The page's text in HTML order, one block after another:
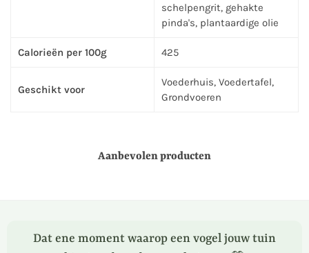
schelpengrit, gehakte
pinda's, plantaardige olie
Calorieën per 100g 425
Geschikt voor
Voederhuis, Voedertafel,
Grondvoeren
Aanbevolen producten
Dat ene moment waarop een vogel jouw tuin